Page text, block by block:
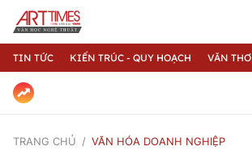
TIN TỨC KIẾN TRÚC - QUY HOẠCH VĂN THƠ
TRANG CHỦ VĂN HÓA DOANH NGHIỆP